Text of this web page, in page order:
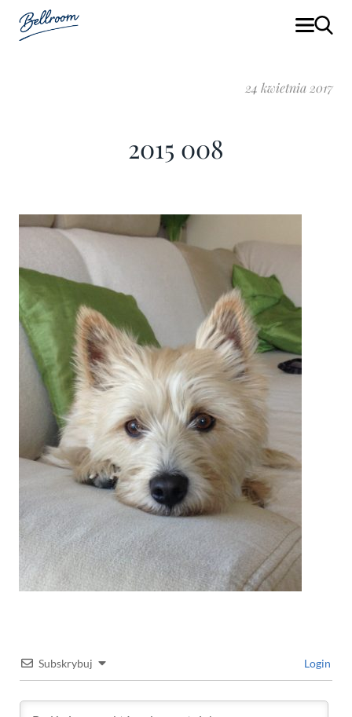
24 kwietnia 2017
2015 008
Subskrybuj Login